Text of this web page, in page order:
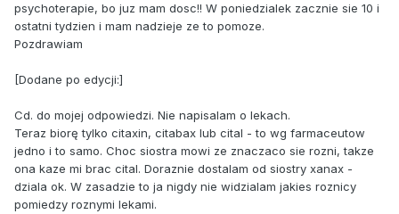
psychoterapie, bo juz mam dosc!! W poniedzialek zacznie sie 10 i
ostatni tydzien i mam nadzieje ze to pomoze.
Pozdrawiam
[Dodane po edycji:]
Cd. do mojej odpowiedzi. Nie napisalam o lekach.
Teraz biorę tylko citaxin, citabax lub cital - to wg farmaceutow
jedno i to samo. Choc siostra mowi ze znaczaco sie rozni, takze
ona kaze mi brac cital. Doraznie dostalam od siostry xanax -
dziala ok. W zasadzie to ja nigdy nie widzialam jakies roznicy
pomiedzy roznymi lekami.